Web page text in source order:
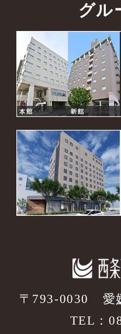
グル
〒793-0030
愛
TEL：